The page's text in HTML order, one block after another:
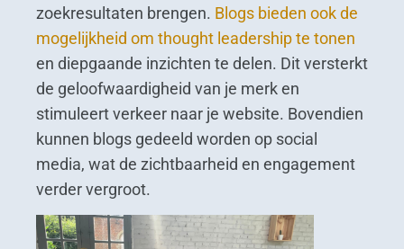
zoekresultaten brengen. Blogs bieden ook de
mogelijkheid om thought leadership te tonen
en diepgaande inzichten te delen. Dit versterkt
de geloofwaardigheid van je merk en
stimuleert verkeer naar je website. Bovendien
kunnen blogs gedeeld worden op social
media, wat de zichtbaarheid en engagement
verder vergroot.